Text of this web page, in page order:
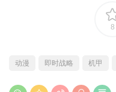
8
动漫 即时战略 机甲